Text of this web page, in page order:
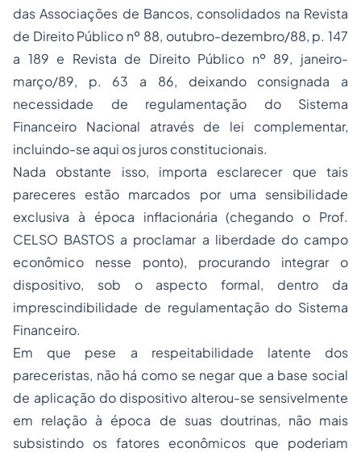
das Associações de Bancos, consolidados na Revista
de Direito Público nº 88, outubro-dezembro/88, p. 147
a 189 e Revista de Direito Público nº 89, janeiro-
março/89, p. 63 a 86, deixando consignada a
necessidade de regulamentação do Sistema
Financeiro Nacional através de lei complementar,
incluindo-se aqui os juros constitucionais.
Nada obstante isso, importa esclarecer que tais
pareceres estão marcados por uma sensibilidade
exclusiva à época inflacionária (chegando o Prof.
CELSO BASTOS a proclamar a liberdade do campo
econômico nesse ponto), procurando integrar o
dispositivo, sob o aspecto formal, dentro da
imprescindibilidade de regulamentação do Sistema
Financeiro.
Em que pese a respeitabilidade latente dos
pareceristas, não há como se negar que a base social
de aplicação do dispositivo alterou-se sensivelmente
em relação à época de suas doutrinas, não mais
subsistindo os fatores econômicos que poderiam